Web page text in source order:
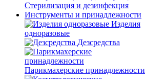
Стерилизация и дезинфекция
Инструменты и принадлежности
Изделия
одноразовые
Дезсредства
Парикмахерские принадлежности